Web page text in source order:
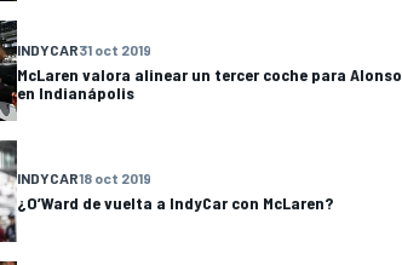
INDYCAR31 oct 2019
McLaren valora alinear un tercer coche para Alonso
en Indianápolis
INDYCAR18 oct 2019
¿O’Ward de vuelta a IndyCar con McLaren?